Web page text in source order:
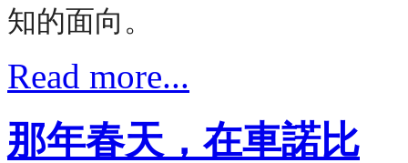
知的面向。
Read more...
那年春天，在車諾比